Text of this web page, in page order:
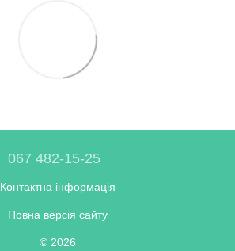
067 482-15-25
Контактна інформація
Повна версія сайту
© 2026